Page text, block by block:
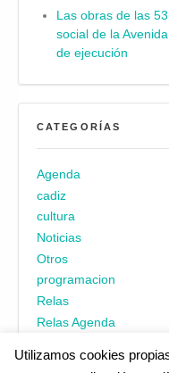
Las obras de las
social de la
de ejecución
CATEGORÍAS
Agenda
cadiz
cultura
Noticias
Otros
programacion
Relas
Relas Agenda
Utilizamos cookies